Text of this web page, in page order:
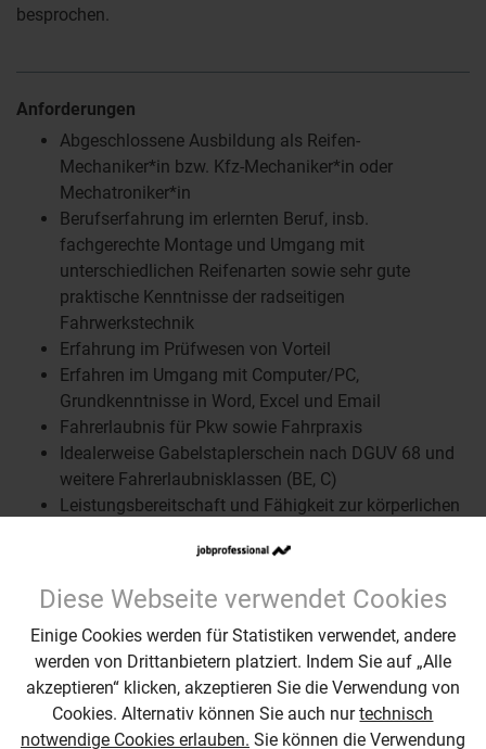
Diese Webseite verwendet Cookies
Einige Cookies werden für Statistiken verwendet, andere
werden von Drittanbietern platziert. Indem Sie auf „Alle
akzeptieren“ klicken, akzeptieren Sie die Verwendung von
Cookies. Alternativ können Sie auch nurtechnisch
notwendige Cookies erlauben. Sie können die Verwendung
besprochen.
Anforderungen
Abgeschlossene Ausbildung als Reifen-
Mechaniker*in bzw. Kfz-Mechaniker*in oder
Mechatroniker*in
Berufserfahrung im erlernten Beruf, insb.
fachgerechte Montage und Umgang mit
unterschiedlichen Reifenarten sowie sehr gute
praktische Kenntnisse der radseitigen
Fahrwerkstechnik
Erfahrung im Prüfwesen von Vorteil
Erfahren im Umgang mit Computer/PC,
Grundkenntnisse in Word, Excel und Email
Fahrerlaubnis für Pkw sowie Fahrpraxis
Idealerweise Gabelstaplerschein nach DGUV 68 und
weitere Fahrerlaubnisklassen (BE, C)
Leistungsbereitschaft und Fähigkeit zur körperlichen
Sehr gute Deutsch- und gute Englischkenntnisse in
Wort und Schrift
Hohe zeitliche und örtliche Flexibilität sowie
Reisebereitschaft für Arbeitseinsätze an wechselnden
Versuchsorten im In- und Ausland